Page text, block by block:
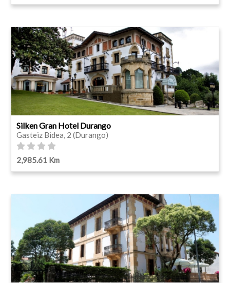
Silken Gran Hotel Durango
Gasteiz Bidea, 2 (Durango)
2,985.61 Km